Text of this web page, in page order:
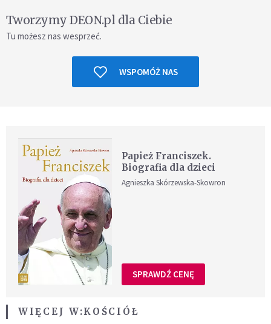
Tworzymy DEON.pl dla Ciebie
Tu możesz nas wesprzeć.
WSPOMÓŻ NAS
Papież Franciszek.
Biografia dla dzieci
Agnieszka Skórzewska-Skowron
SPRAWDŹ CENĘ
WIĘCEJ W:KOŚCIÓŁ